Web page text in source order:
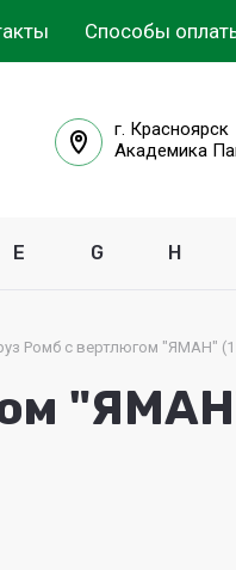
Способы
г. Красноярск
Академика
E G H
Ромб с вертлюгом "ЯМАН" (1